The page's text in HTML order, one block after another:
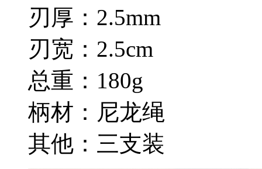
刃厚：2.5mm
刃宽：2.5cm
总重：180g
柄材：尼龙绳
其他：三支装